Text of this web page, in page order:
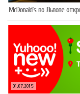
McDonald’s во Львове
01.07.2015